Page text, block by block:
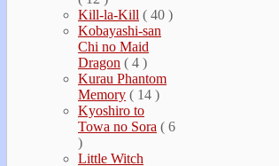
Kill-la-Kill ( 40 )
Kobayashi-san
Chi no Maid
Dragon ( 4 )
Kurau Phantom
Memory ( 14 )
Kyoshiro to
Towa no Sora ( 6
)
Little Witch